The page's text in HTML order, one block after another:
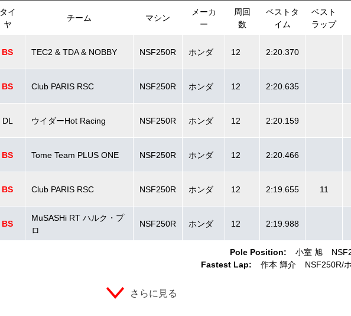
タイ
ヤ
チーム マシン
メーカ
ー
周回
数
ベストタ
イム
ベスト
ラップ
Pole Position: 小室 旭
Fastest Lap:
作本 輝介 NSF250R
BS TEC2 & TDA & NOBBY NSF250R ホンダ 12 2:20.370
BS Club PARIS RSC NSF250R ホンダ 12 2:20.635
DL ウイダーHot Racing NSF250R ホンダ 12 2:20.159
BS Tome Team PLUS ONE NSF250R ホンダ 12 2:20.466
BS Club PARIS RSC NSF250R ホンダ 12 2:19.655 11
BS
MuSASHi RT ハルク・プ
ロ
NSF250R ホンダ 12 2:19.988
さらに見る